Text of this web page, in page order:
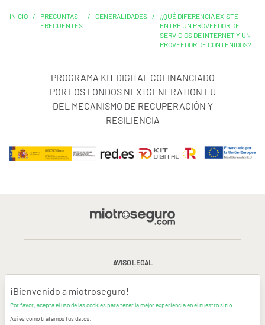
INICIO /
PREGUNTAS
FRECUENTES
/ GENERALIDADES /
¿QUÉ DIFERENCIA EXISTE
ENTRE UN PROVEEDOR DE
SERVICIOS DE INTERNET Y UN
PROVEEDOR DE CONTENIDOS?
PROGRAMA KIT DIGITAL COFINANCIADO
POR LOS FONDOS NEXTGENERATION EU
DEL MECANISMO DE RECUPERACIÓN Y
RESILIENCIA
AVISO LEGAL
CONDICIONES GENERALES DE USO
¡Bienvenido a miotroseguro!
Por favor, acepta el uso de las cookies para tener la mejor experiencia en el nuestro sitio.
Así es como tratamos tus datos: